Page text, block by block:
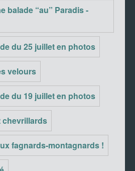
balade “au” Paradis -
du 25 juillet en photos
velours
du 19 juillet en photos
chevrillards
fagnards-montagnards !